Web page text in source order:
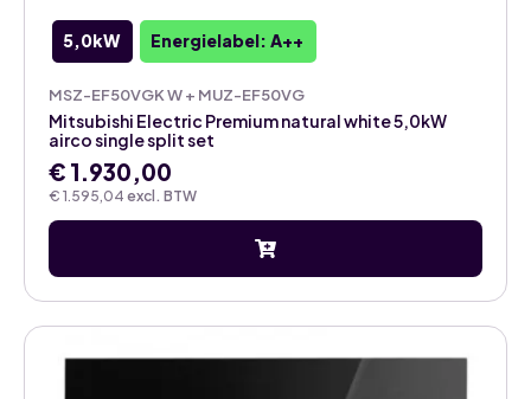
5,0kW Energielabel: A++
MSZ-EF50VGK W + MUZ-EF50VG
€ 1.595,04 excl. BTW
Mitsubishi Electric Premium natural white 5,0kW
airco single split set
€ 1.930,00